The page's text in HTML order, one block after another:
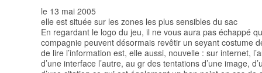
le 13 mai 2005
elle est située sur les zones les plus sensibles du sac
En regardant le logo du jeu, il ne vous aura pas échappé
compagnie peuvent désormais revêtir un seyant costume
de lire l’information est, elle aussi, nouvelle : sur internet,
d’une interface l’autre, au gr des tentations d’une image,